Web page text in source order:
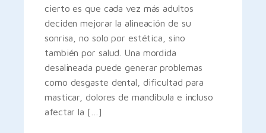
cierto es que cada vez más adultos
deciden mejorar la alineación de su
sonrisa, no solo por estética, sino
también por salud. Una mordida
desalineada puede generar problemas
como desgaste dental, dificultad para
masticar, dolores de mandíbula e incluso
afectar la […]